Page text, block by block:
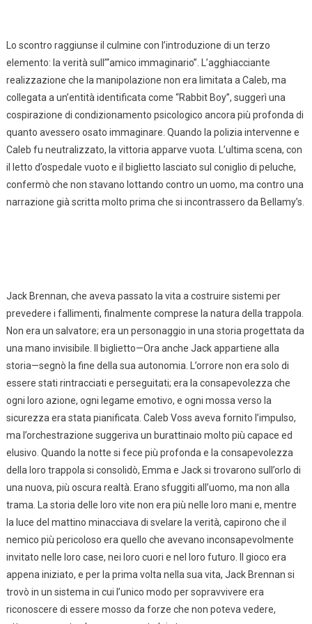
Lo scontro raggiunse il culmine con l’introduzione di un terzo
elemento: la verità sull’“amico immaginario”. L’agghiacciante
realizzazione che la manipolazione non era limitata a Caleb, ma
collegata a un’entità identificata come “Rabbit Boy”, suggerì una
cospirazione di condizionamento psicologico ancora più profonda di
quanto avessero osato immaginare. Quando la polizia intervenne e
Caleb fu neutralizzato, la vittoria apparve vuota. L’ultima scena, con
il letto d’ospedale vuoto e il biglietto lasciato sul coniglio di peluche,
confermò che non stavano lottando contro un uomo, ma contro una
narrazione già scritta molto prima che si incontrassero da Bellamy’s.
Jack Brennan, che aveva passato la vita a costruire sistemi per
prevedere i fallimenti, finalmente comprese la natura della trappola.
Non era un salvatore; era un personaggio in una storia progettata da
una mano invisibile. Il biglietto—Ora anche Jack appartiene alla
storia—segnò la fine della sua autonomia. L’orrore non era solo di
essere stati rintracciati e perseguitati; era la consapevolezza che
ogni loro azione, ogni legame emotivo, e ogni mossa verso la
sicurezza era stata pianificata. Caleb Voss aveva fornito l’impulso,
ma l’orchestrazione suggeriva un burattinaio molto più capace ed
elusivo. Quando la notte si fece più profonda e la consapevolezza
della loro trappola si consolidò, Emma e Jack si trovarono sull’orlo di
una nuova, più oscura realtà. Erano sfuggiti all’uomo, ma non alla
trama. La storia delle loro vite non era più nelle loro mani e, mentre
la luce del mattino minacciava di svelare la verità, capirono che il
nemico più pericoloso era quello che avevano inconsapevolmente
invitato nelle loro case, nei loro cuori e nel loro futuro. Il gioco era
appena iniziato, e per la prima volta nella sua vita, Jack Brennan si
trovò in un sistema in cui l’unico modo per sopravvivere era
riconoscere di essere mosso da forze che non poteva vedere,